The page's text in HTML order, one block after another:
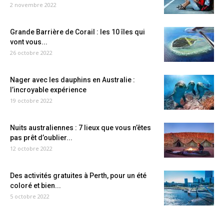
2 novembre 2022
Grande Barrière de Corail : les 10 îles qui
vont vous...
26 octobre 2022
Nager avec les dauphins en Australie :
l’incroyable expérience
19 octobre 2022
Nuits australiennes : 7 lieux que vous n’êtes
pas prêt d’oublier...
12 octobre 2022
Des activités gratuites à Perth, pour un été
coloré et bien...
5 octobre 2022